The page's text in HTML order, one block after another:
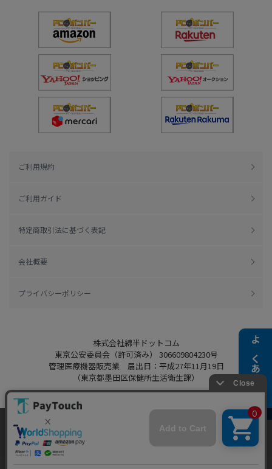
よくある質問
ご利用規約
ご利用ガイド
特定商取引法に基づく表記
会社概要
プライバシーポリシー
株式会社綿半ドットコム
東京公安委員会（許可済み） 306609804230号
管理医療機器販売業 届出日：平成27年11月19日
（東京都墨田区保健所生活衛生課）
Copyright 2022
Powered by Watahan Partners Co., Ltd.
当ウェブサイトでは、お客様により良いサービス
をご提供するため、クッキーを利用しています。
サイト利用を継続することにより、クッキーの使
同意する